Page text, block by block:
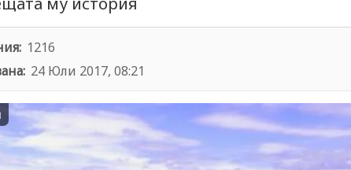
1216
24 Юли 2017, 08:21